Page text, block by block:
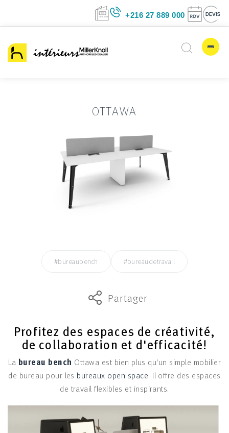
+216 27 889
OTTAWA
#bureaubench #bureaudetravail
Partager
Profitez des espaces de créativité,
de collaboration et d'efficacité!
Labureau bench Ottawa est bien plus qu'un simple mobilier
de bureau pour les bureaux open space. Il offre des espaces
de travail flexibles et inspirants.